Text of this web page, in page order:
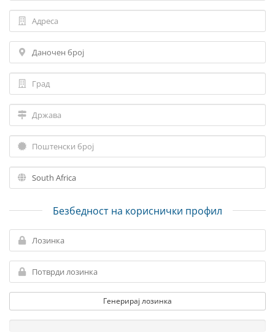
Безбедност на кориснички профил
Генерирај лозинка